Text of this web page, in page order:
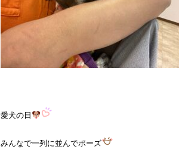
愛犬の日
みんなで一列に並んでポーズ